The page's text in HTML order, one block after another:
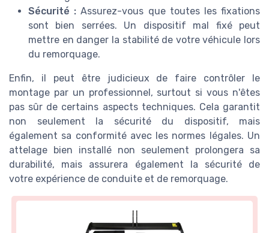
Sécurité : Assurez-vous que toutes les fixations
sont bien serrées. Un dispositif mal fixé peut
mettre en danger la stabilité de votre véhicule lors
du remorquage.
Enfin, il peut être judicieux de faire contrôler le
montage par un professionnel, surtout si vous n'êtes
pas sûr de certains aspects techniques. Cela garantit
non seulement la sécurité du dispositif, mais
également sa conformité avec les normes légales. Un
attelage bien installé non seulement prolongera sa
durabilité, mais assurera également la sécurité de
votre expérience de conduite et de remorquage.